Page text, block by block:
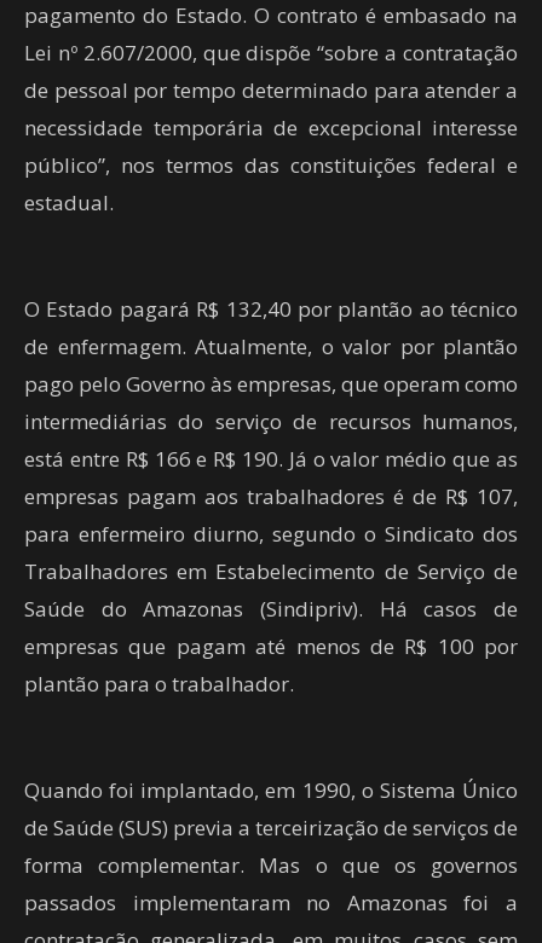
pagamento do Estado. O contrato é embasado na
Lei nº 2.607/2000, que dispõe “sobre a contratação
de pessoal por tempo determinado para atender a
necessidade temporária de excepcional interesse
público”, nos termos das constituições federal e
estadual.
O Estado pagará R$ 132,40 por plantão ao técnico
de enfermagem. Atualmente, o valor por plantão
pago pelo Governo às empresas, que operam como
intermediárias do serviço de recursos humanos,
está entre R$ 166 e R$ 190. Já o valor médio que as
empresas pagam aos trabalhadores é de R$ 107,
para enfermeiro diurno, segundo o Sindicato dos
Trabalhadores em Estabelecimento de Serviço de
Saúde do Amazonas (Sindipriv). Há casos de
empresas que pagam até menos de R$ 100 por
plantão para o trabalhador.
Quando foi implantado, em 1990, o Sistema Único
de Saúde (SUS) previa a terceirização de serviços de
forma complementar. Mas o que os governos
passados implementaram no Amazonas foi a